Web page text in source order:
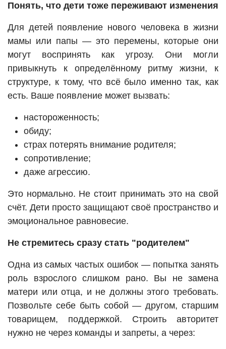
Понять, что дети тоже переживают изменения
Для детей появление нового человека в жизни
мамы или папы — это перемены, которые они
могут воспринять как угрозу. Они могли
привыкнуть к определённому ритму жизни, к
структуре, к тому, что всё было именно так, как
есть. Ваше появление может вызвать:
настороженность;
обиду;
страх потерять внимание родителя;
сопротивление;
даже агрессию.
Это нормально. Не стоит принимать это на свой
счёт. Дети просто защищают своё пространство и
эмоциональное равновесие.
Не стремитесь сразу стать "родителем"
Одна из самых частых ошибок — попытка занять
роль взрослого слишком рано. Вы не замена
матери или отца, и не должны этого требовать.
Позвольте себе быть собой — другом, старшим
товарищем, поддержкой. Строить авторитет
нужно не через команды и запреты, а через: